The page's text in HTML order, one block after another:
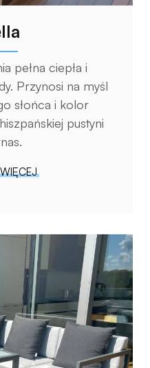
pełna ciepła i
Przynosi na myśl
słońca i kolor
pustyni